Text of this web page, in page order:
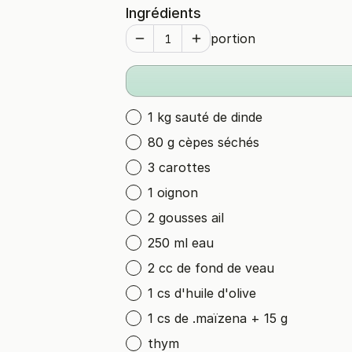
Ingrédients
portion
1 kg sauté de dinde
80 g cèpes séchés
3 carottes
1 oignon
2 gousses ail
250 ml eau
2 cc de fond de veau
1 cs d'huile d'olive
1 cs de .maïzena + 15 g
thym